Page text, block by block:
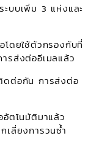
บบเพิ่ม 3 แห่งและ
โดยใช้ตัวกรองกับที่
รส่งต่ออีเมลแล้ว
ดต่อกัน การส่งต่อ
อัตโนมัติมาแล้ว
เลี่ยงการวนซ้ำ